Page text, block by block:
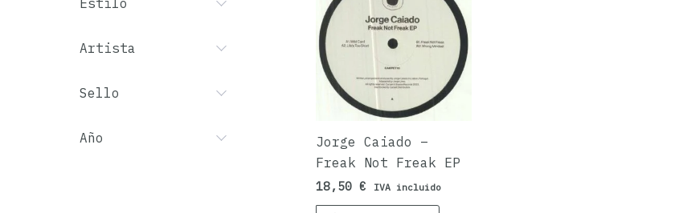
Estilo
Artista
Sello
Año
Jorge Caiado –
Freak Not Freak EP
18,50€ IVA incluido